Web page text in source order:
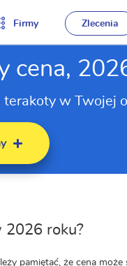
Firmy Zlecenia
cena,
terakoty w Twojej
2026 roku?
pamiętać, że cena